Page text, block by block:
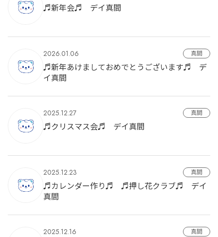
♬新年会♬ デイ真間
2026.01.06 真間
♬新年あけましておめでとうございます♬ デ
イ真間
2025.12.27 真間
♬クリスマス会♬ デイ真間
2025.12.23 真間
♬カレンダー作り♬ ♬押し花クラブ♬ デイ
真間
2025.12.16 真間